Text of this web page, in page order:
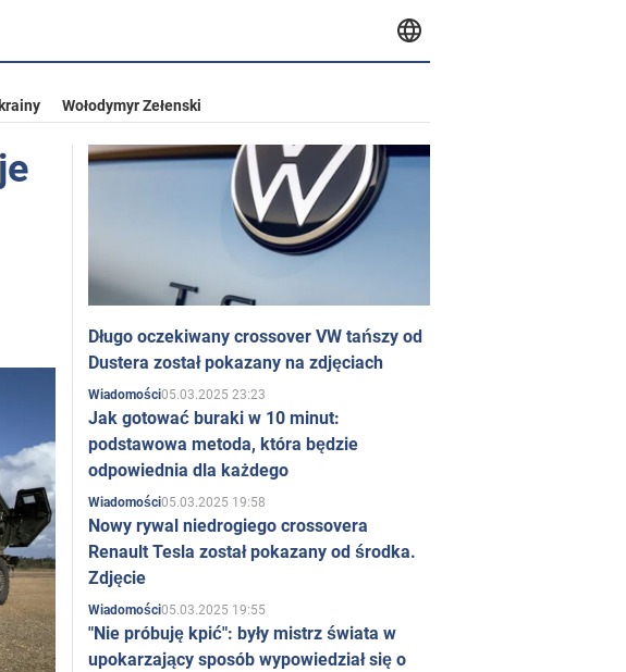
Wołodymyr Zełenski
Długo oczekiwany crossover VW tańszy od
Dustera został pokazany na zdjęciach
Wiadomości05.03.2025 23:23
Jak gotować buraki w 10 minut:
podstawowa metoda, która będzie
odpowiednia dla każdego
Wiadomości05.03.2025 19:58
Nowy rywal niedrogiego crossovera
Renault Tesla został pokazany od środka.
Zdjęcie
Wiadomości05.03.2025 19:55
"Nie próbuję kpić": były mistrz świata w
upokarzający sposób wypowiedział się o